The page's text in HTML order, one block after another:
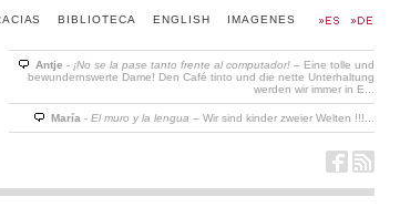
IMAGENES
ENGLISH
BIBLIOTECA
Antje - ¡No se la pase tanto frente al computador!– Eine tolle und
bewundernswerte Dame! Den Café tinto und die nette Unterhaltung
werden wir immer in E...
María - El muro y la lengua – Wir sind kinder zweier Welten !!!...